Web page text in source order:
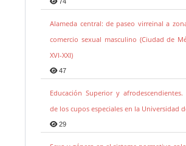
Alameda central: de paseo virreinal a
comercio sexual masculino (Ciudad de
XVI-XXI)
47
Educación Superior y
de los cupos especiales en la Universidad
29